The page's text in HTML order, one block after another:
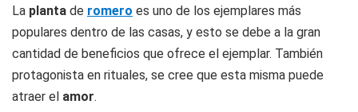
La planta de romero es uno de los ejemplares más
populares dentro de las casas, y esto se debe a la gran
cantidad de beneficios que ofrece el ejemplar. También
protagonista en rituales, se cree que esta misma puede
atraer el amor.